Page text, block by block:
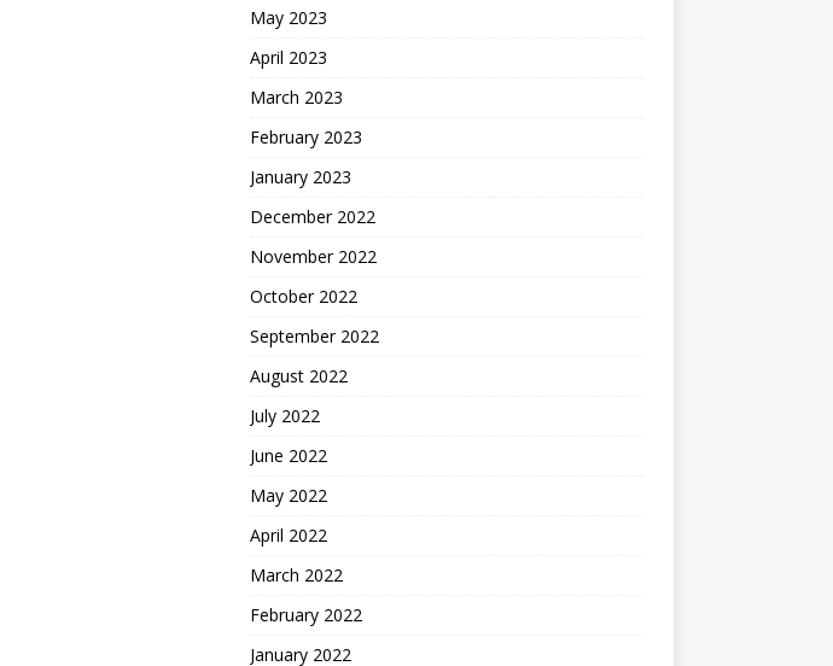
May 2023
April 2023
March 2023
February 2023
January 2023
December 2022
November 2022
October 2022
September 2022
August 2022
July 2022
June 2022
May 2022
April 2022
March 2022
February 2022
January 2022